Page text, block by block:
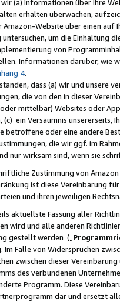
(a) Informationen über Ihre
erhalten überwachen,
Website über einen
um die Einhaltung
von
Informationen darüber, wie
4.
dass (a) wir und
die von den in dieser
mittelbar) Websites oder
ein Versäumnis unsererseits,
betroffene oder eine andere
die wir ggf. im
nur wirksam sind, wenn sie
Zustimmung von
ist diese Vereinbarung
und ihren jeweiligen
aktuellste Fassung aller
wird und alle anderen
gestellt werden („
Falle von Widersprüchen
zwischen dieser
des verbundenen
Programm. Diese
dar und ersetzt